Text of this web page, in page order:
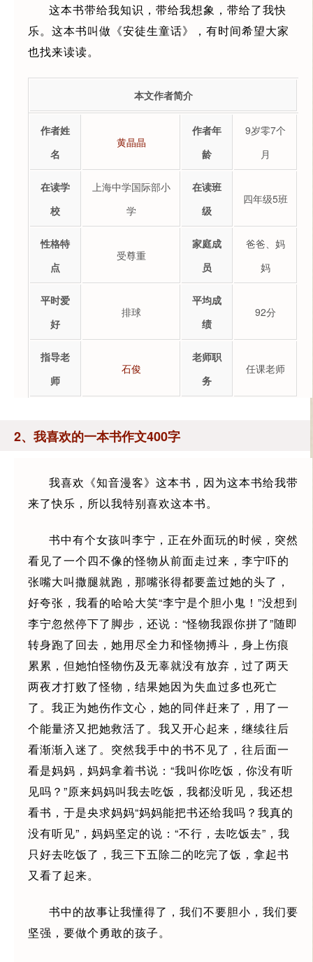
这本书带给我知识，带给我想象，带给了我快
乐。这本书叫做《安徒生童话》，有时间希望大家
也找来读读。
本文作者简介
作者姓
名
黄晶晶
作者年
龄
9岁零7个
月
在读学
校
上海中学国际部小
学
在读班
级
四年级5班
性格特
点
受尊重
家庭成
员
爸爸、妈
妈
平时爱
好
排球
平均成
绩
92分
指导老
师
石俊
老师职
务
任课老师
2、我喜欢的一本书作文400字
我喜欢《知音漫客》这本书，因为这本书给我带
来了快乐，所以我特别喜欢这本书。
书中有个女孩叫李宁，正在外面玩的时候，突然
看见了一个四不像的怪物从前面走过来，李宁吓的
张嘴大叫撒腿就跑，那嘴张得都要盖过她的头了，
好夸张，我看的哈哈大笑“李宁是个胆小鬼！”没想到
李宁忽然停下了脚步，还说：“怪物我跟你拼了”随即
转身跑了回去，她用尽全力和怪物搏斗，身上伤痕
累累，但她怕怪物伤及无辜就没有放弃，过了两天
两夜才打败了怪物，结果她因为失血过多也死亡
了。我正为她伤作文心，她的同伴赶来了，用了一
个能量济又把她救活了。我又开心起来，继续往后
看渐渐入迷了。突然我手中的书不见了，往后面一
看是妈妈，妈妈拿着书说：“我叫你吃饭，你没有听
见吗？”原来妈妈叫我去吃饭，我都没听见，我还想
看书，于是央求妈妈“妈妈能把书还给我吗？我真的
没有听见”，妈妈坚定的说：“不行，去吃饭去”，我
只好去吃饭了，我三下五除二的吃完了饭，拿起书
又看了起来。
书中的故事让我懂得了，我们不要胆小，我们要
坚强，要做个勇敢的孩子。